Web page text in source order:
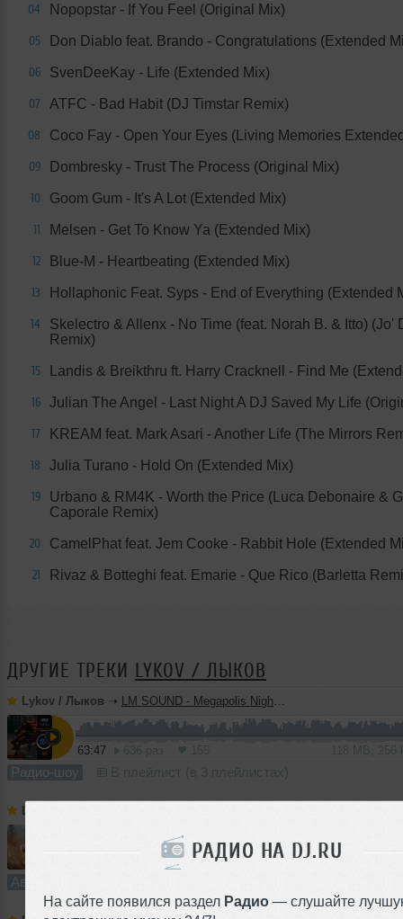
РАДИО НА DJ.RU
На сайте появился раздел Радио — слушайте
04 Nopopstar - If You Feel (Original Mix)
05 Don Diablo feat. Brando - Congratulations (Extended
06 SvenDeeKay - Life (Extended Mix)
07 ATFC - Bad Habit (DJ Timstar Remix)
08 Coco Fay - Open Your Eyes (Living Memories
09 Dombresky - Trust The Process (Original Mix)
10 Goom Gum - It's A Lot (Extended Mix)
11 Melsen - Get To Know Ya (Extended Mix)
12 Blue-M - Heartbeating (Extended Mix)
13 Hollaphonic Feat. Syps - End of Everything (Extended
14
Skelectro & Allenx - No Time (feat. Norah B. & Itto) (Jo'
Remix)
15 Landis & Breikthru ft. Harry Cracknell - Find Me
16 Julian The Angel - Last Night A DJ Saved My Life
17 KREAM feat. Mark Asari - Another Life (The Mirrors
18 Julia Turano - Hold On (Extended Mix)
19
Urbano & RM4K - Worth the Price (Luca Debonaire &
Caporale Remix)
20 CamelPhat feat. Jem Cooke - Rabbit Hole (Extended
21 Rivaz & Botteghi feat. Emarie - Que Rico (Barletta
ДРУГИЕ ТРЕКИ LYKOV / ЛЫКОВ
Lykov / Лыков ➝ LM SOUND - Megapolis Night 28.07.2026
63:47
Радио-шоу
Lykov / Лыков
232 10 MB, 256
Авторский трек